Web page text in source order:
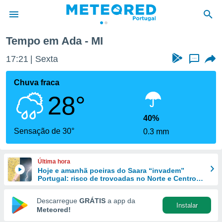
da
foi
fornecidas
a este
das
e
forma
digital
Tempo em Ada - MI
17:21 Sexta ...
Chuva fraca
28°
Sensação de 30°
40%
0.3 mm
Última hora
Hoje e amanhã poeiras do Saara “invadem”
Portugal: risco de trovoadas no Norte e Centro
Descarregue GRÁTIS a app da
Meteored!
Instalar